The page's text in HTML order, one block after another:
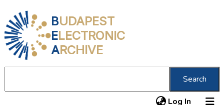
BUDAPEST
ELECTRONIC
ARCHIVE
Search
Log In (current)